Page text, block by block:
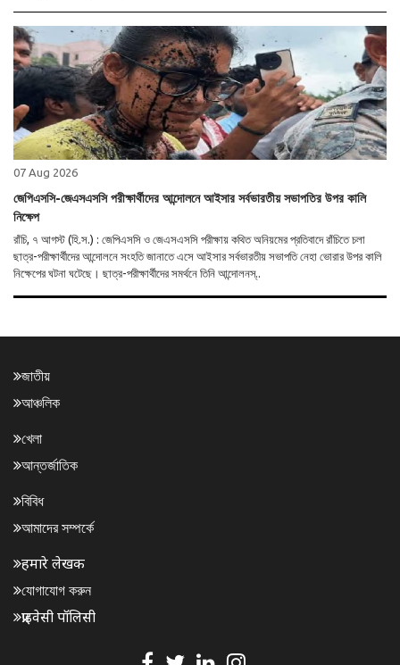
07 Aug 2026
জেপিএসসি-জেএসএসসি পরীক্ষার্থীদের আন্দোলনে আইসার সর্বভারতীয় সভাপতির উপর কালি
নিক্ষেপ
রাঁচি, ৭ আগস্ট (হি.স.) : জেপিএসসি ও জেএসএসসি পরীক্ষায় কথিত অনিয়মের প্রতিবাদে রাঁচিতে চলা
ছাত্র-পরীক্ষার্থীদের আন্দোলনে সংহতি জানাতে এসে আইসার সর্বভারতীয় সভাপতি নেহা ভোরার উপর কালি
নিক্ষেপের ঘটনা ঘটেছে। ছাত্র-পরীক্ষার্থীদের সমর্থনে তিনি আন্দোলনস্..
জাতীয়
আঞ্চলিক
খেলা
আন্তর্জাতিক
বিবিধ
আমাদের সম্পর্কে
हमारे लेखक
যোগাযোগ করুন
प्राइवेसी पॉलिसी